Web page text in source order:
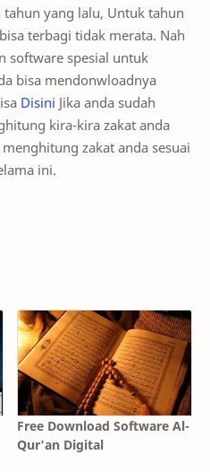
Modeyang lalu, Untuk tahun
terbagi tidak merata. Nah
software spesial untuk
bisa mendonwloadnya
Disini Jika anda sudah
kira-kira zakat anda
zakat anda sesuai
ini.
Free Download Software Al-
Qur'an Digital